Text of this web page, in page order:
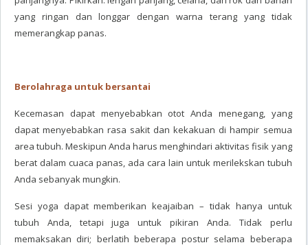
yang ringan dan longgar dengan warna terang yang tidak
memerangkap panas.
Berolahraga untuk bersantai
Kecemasan dapat menyebabkan otot Anda menegang, yang
dapat menyebabkan rasa sakit dan kekakuan di hampir semua
area tubuh. Meskipun Anda harus menghindari aktivitas fisik yang
berat dalam cuaca panas, ada cara lain untuk merilekskan tubuh
Anda sebanyak mungkin.
Sesi yoga dapat memberikan keajaiban – tidak hanya untuk
tubuh Anda, tetapi juga untuk pikiran Anda. Tidak perlu
memaksakan diri; berlatih beberapa postur selama beberapa